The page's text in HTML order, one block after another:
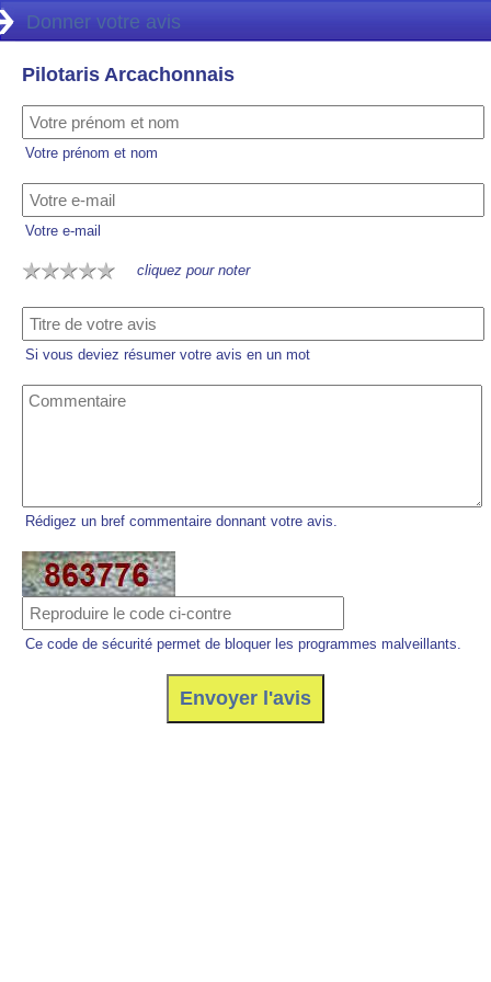
Donner votre avis
Pilotaris Arcachonnais
Votre prénom et nom
Votre e-mail
cliquez pour noter
Si vous deviez résumer votre avis en un mot
Rédigez un bref commentaire donnant votre avis.
Ce code de sécurité permet de bloquer les programmes malveillants.